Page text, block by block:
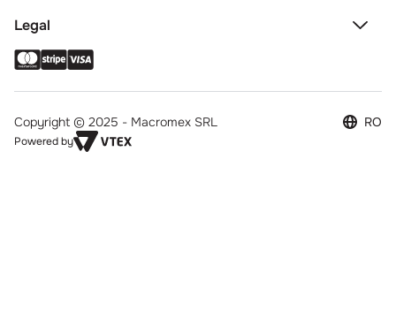
Legal
Copyright © 2025 - Macromex SRL
Powered by
RO